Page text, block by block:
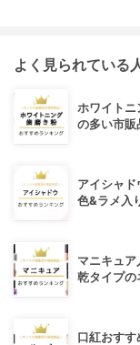
よく見られている
ホワイトニ
の多い市販
アイシャ
色&ラメ入
マニキュ
乾タイプの
口紅おす